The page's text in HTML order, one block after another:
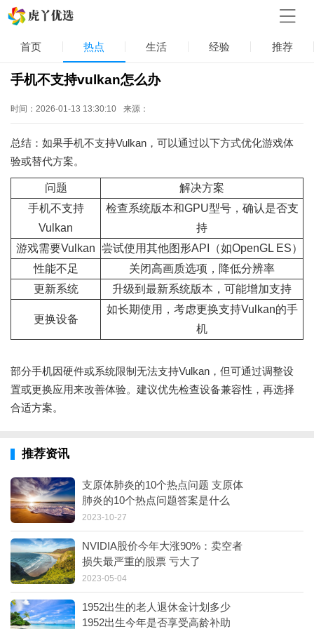
首页 热点 生活 经验 推荐
手机不支持vulkan怎么办
时间：2026-01-13 13:30:10 来源：
总结：如果手机不支持Vulkan，可以通过以下方式优化游戏体
验或替代方案。
问题
解决方案
手机不支持
Vulkan
检查系统版本和GPU型号，确认是否支
持
游戏需要Vulkan 尝试使用其他图形API（如OpenGL ES）
性能不足
关闭高画质选项，降低分辨率
更新系统
升级到最新系统版本，可能增加支持
更换设备
如长期使用，考虑更换支持Vulkan的手
机
部分手机因硬件或系统限制无法支持Vulkan，但可通过调整设
置或更换应用来改善体验。建议优先检查设备兼容性，再选择
合适方案。
推荐资讯
支原体肺炎的10个热点问题 支原体
肺炎的10个热点问题答案是什么
2023-10-27
NVIDIA股价今年大涨90%：卖空者
损失最严重的股票 亏大了
2023-05-04
1952出生的老人退休金计划多少
1952出生今年是否享受高龄补助